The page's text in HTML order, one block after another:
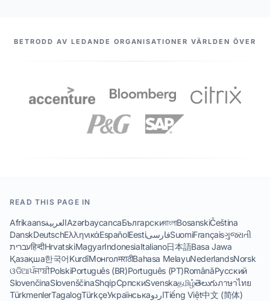
VÅRA PARTNERS
BETRODD AV LEDANDE ORGANISATIONER VÄRLDEN ÖVER
READ THIS PAGE IN
AfrikaansالعربيةAzərbaycancaБългарскиবাংলাBosanskiČeština
DanskDeutschΕλληνικάEspañolEestiفارسیSuomiFrançaisગુજરાતી
עבריתहिन्दीHrvatskiMagyarIndonesiaItaliano日本語Basa Jawa
Қазақша한국어KurdîМонголमराठीBahasa MelayuNederlandsNorsk
ଓଡିଆਪੰਜਾਬੀPolskiPortuguês (BR)Português (PT)RomânăРусский
SlovenčinaSlovenščinaShqipСрпскиSvenskaதமிழ்తెలుగుภาษาไทย
TürkmenlerTagalogTürkçeУкраїнськаاردوTiếng Việt中文 (简体)